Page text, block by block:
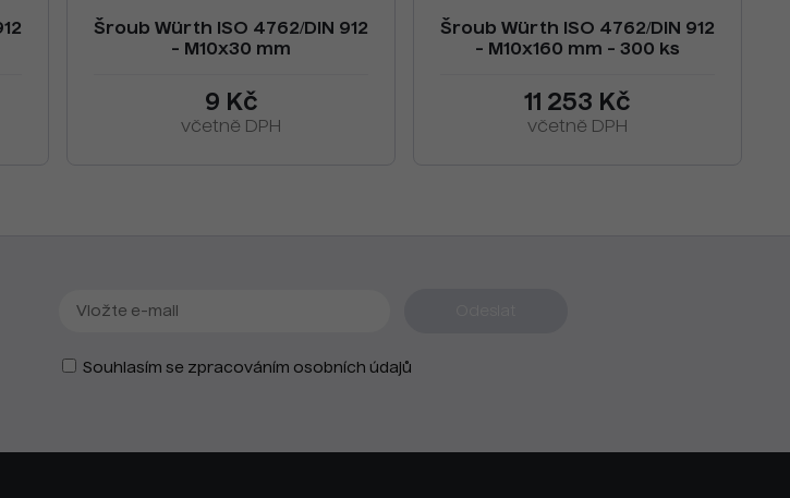
Šroub Würth ISO 4762/DIN 912
- M10x30 mm
9 Kč
včetně DPH
Šroub Würth ISO 4762/DIN 912
- M10x160 mm - 300 ks
11 253 Kč
včetně DPH
Souhlasím se zpracováním osobních údajů